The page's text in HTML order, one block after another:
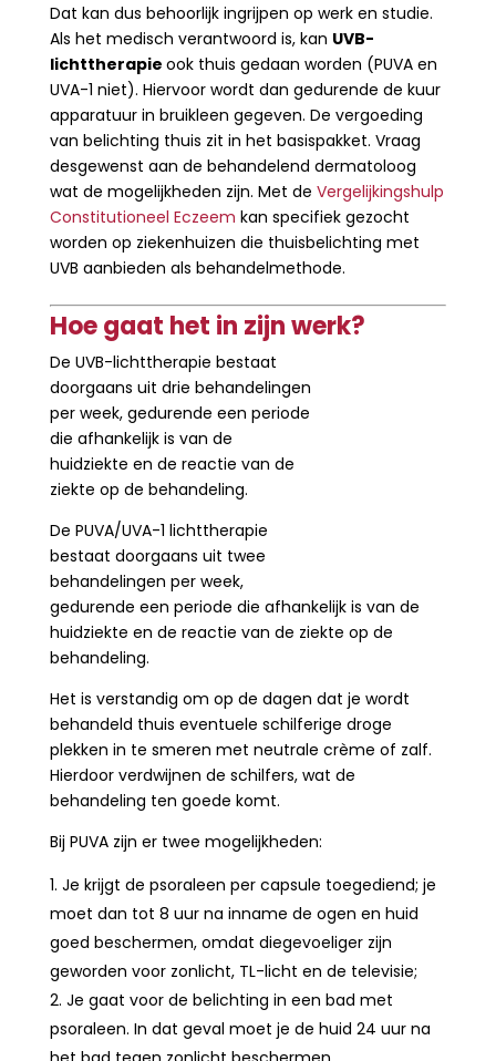
Dat kan dus behoorlijk ingrijpen op werk en studie.
Als het medisch verantwoord is, kan UVB-
lichttherapie ook thuis gedaan worden (PUVA en
UVA-1 niet). Hiervoor wordt dan gedurende de kuur
apparatuur in bruikleen gegeven. De vergoeding
van belichting thuis zit in het basispakket. Vraag
desgewenst aan de behandelend dermatoloog
wat de mogelijkheden zijn. Met de Vergelijkingshulp
Constitutioneel Eczeem kan specifiek gezocht
worden op ziekenhuizen die thuisbelichting met
UVB aanbieden als behandelmethode.
Hoe gaat het in zijn werk?
De UVB-lichttherapie bestaat
doorgaans uit drie behandelingen
per week, gedurende een periode
die afhankelijk is van de
huidziekte en de reactie van de
ziekte op de behandeling.
De PUVA/UVA-1 lichttherapie
bestaat doorgaans uit twee
behandelingen per week,
gedurende een periode die afhankelijk is van de
huidziekte en de reactie van de ziekte op de
behandeling.
Het is verstandig om op de dagen dat je wordt
behandeld thuis eventuele schilferige droge
plekken in te smeren met neutrale crème of zalf.
Hierdoor verdwijnen de schilfers, wat de
behandeling ten goede komt.
Bij PUVA zijn er twee mogelijkheden:
Je krijgt de psoraleen per capsule toegediend; je
moet dan tot 8 uur na inname de ogen en huid
goed beschermen, omdat diegevoeliger zijn
geworden voor zonlicht, TL-licht en de televisie;
Je gaat voor de belichting in een bad met
psoraleen. In dat geval moet je de huid 24 uur na